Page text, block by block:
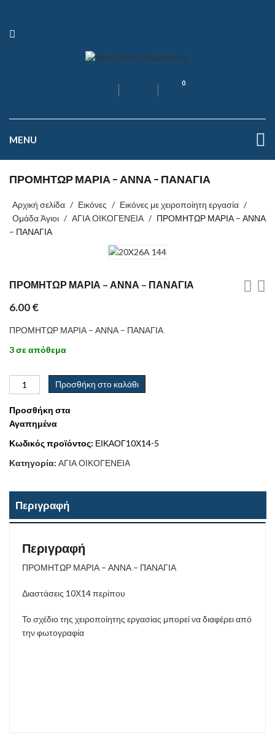
0
MENU
ΠΡΟΜΗΤΩΡ ΜΑΡΙΑ – ΑΝΝΑ – ΠΑΝΑΓΙΑ
Αρχική σελίδα / Εικόνες / Εικόνες με χειροποίητη εργασία /
Ομάδα Άγιοι / ΑΓΙΑ ΟΙΚΟΓΕΝΕΙΑ / ΠΡΟΜΗΤΩΡ ΜΑΡΙΑ – ΑΝΝΑ
– ΠΑΝΑΓΙΑ
ΠΡΟΜΗΤΩΡ ΜΑΡΙΑ – ΑΝΝΑ – ΠΑΝΑΓΙΑ
6.00€
ΠΡΟΜΗΤΩΡ ΜΑΡΙΑ – ΑΝΝΑ – ΠΑΝΑΓΙΑ
3 σε απόθεμα
Προσθήκη στο καλάθι
Προσθήκη στα
Αγαπημένα
Κωδικός προϊόντος: ΕΙΚΑΟΓ10Χ14-5
Κατηγορία: ΑΓΙΑ ΟΙΚΟΓΕΝΕΙΑ
Περιγραφή
Περιγραφή
ΠΡΟΜΗΤΩΡ ΜΑΡΙΑ – ΑΝΝΑ – ΠΑΝΑΓΙΑ
Διαστάσεις 10Χ14 περίπου
Το σχέδιο της χειροποίητης εργασίας μπορεί να διαφέρει από
την φωτογραφία